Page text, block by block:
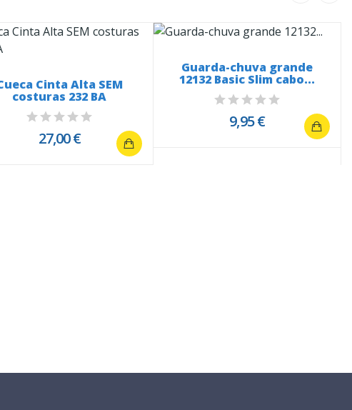
Cinta Alta SEM
costuras 232 BA
27,00 €
Guarda-chuva grande
12132 Basic Slim cabo...
9,95 €